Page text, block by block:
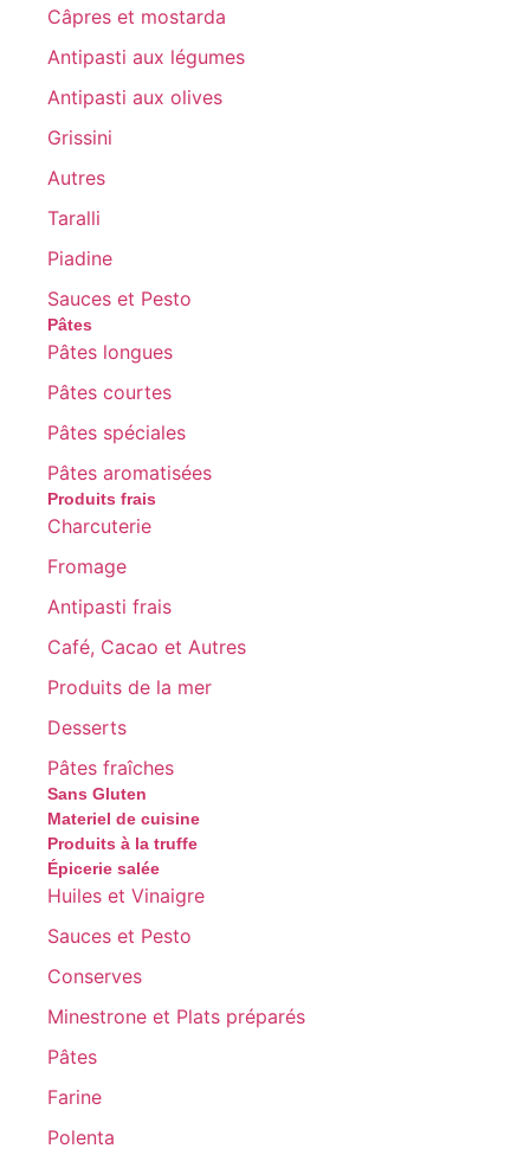
Câpres et mostarda
Antipasti aux légumes
Antipasti aux olives
Grissini
Autres
Taralli
Piadine
Sauces et Pesto
Pâtes
Pâtes longues
Pâtes courtes
Pâtes spéciales
Pâtes aromatisées
Produits frais
Charcuterie
Fromage
Antipasti frais
Café, Cacao et Autres
Produits de la mer
Desserts
Pâtes fraîches
Sans Gluten
Materiel de cuisine
Produits à la truffe
Épicerie salée
Huiles et Vinaigre
Sauces et Pesto
Conserves
Minestrone et Plats préparés
Pâtes
Farine
Polenta